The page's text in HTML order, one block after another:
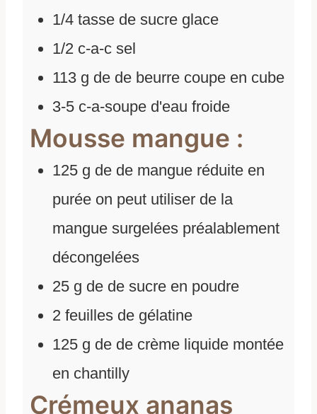
1/4 tasse de sucre glace
1/2 c-a-c sel
113 g de de beurre coupe en cube
3-5 c-a-soupe d'eau froide
Mousse mangue :
125 g de de mangue réduite en
purée on peut utiliser de la
mangue surgelées préalablement
décongelées
25 g de de sucre en poudre
2 feuilles de gélatine
125 g de de crème liquide montée
en chantilly
Crémeux ananas